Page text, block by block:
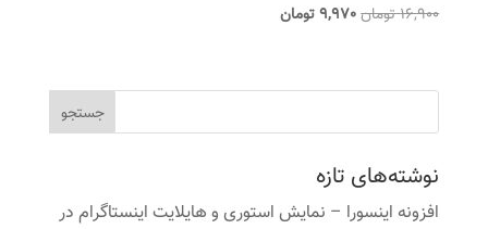
16,900تومانقیمت
بود.
9,970تومانقیمت
است.
نوشته‌های تازه
افزونه اینسورا – نمایش استوری و هایلایت اینستاگرام در